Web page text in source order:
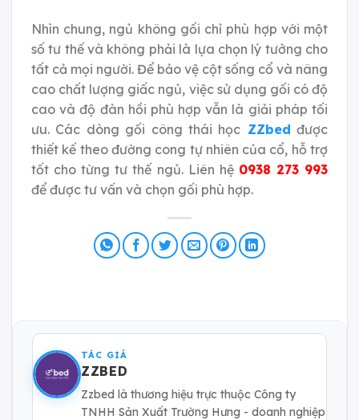
Nhìn chung, ngủ không gối chỉ phù hợp với một
số tư thế và không phải là lựa chọn lý tưởng cho
tất cả mọi người. Để bảo vệ cột sống cổ và nâng
cao chất lượng giấc ngủ, việc sử dụng gối có độ
cao và độ đàn hồi phù hợp vẫn là giải pháp tối
ưu. Các dòng gối công thái học ZZbed được
thiết kế theo đường cong tự nhiên của cổ, hỗ trợ
tốt cho từng tư thế ngủ. Liên hệ 0938 273 993
để được tư vấn và chọn gối phù hợp.
TÁC GIẢ
ZZBED
Zzbed là thương hiệu trực thuộc Công ty
TNHH Sản Xuất Trường Hưng - doanh nghiệp